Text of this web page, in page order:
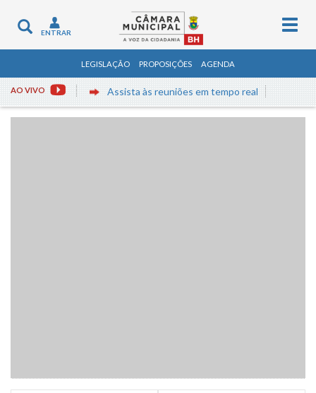
Toggle
navigation
ENTRAR
LEGISLAÇÃO PROPOSIÇÕES AGENDA
AO VIVO Assista às reuniões em tempo real